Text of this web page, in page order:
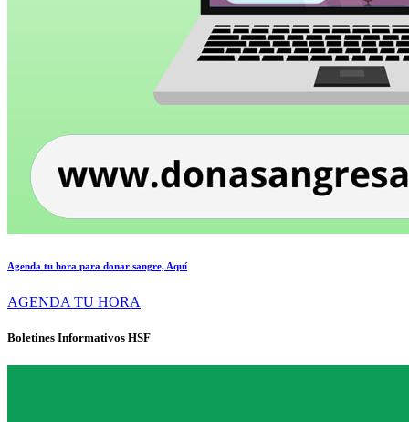
Agenda tu hora para donar sangre, Aquí
AGENDA TU HORA
Boletines Informativos HSF